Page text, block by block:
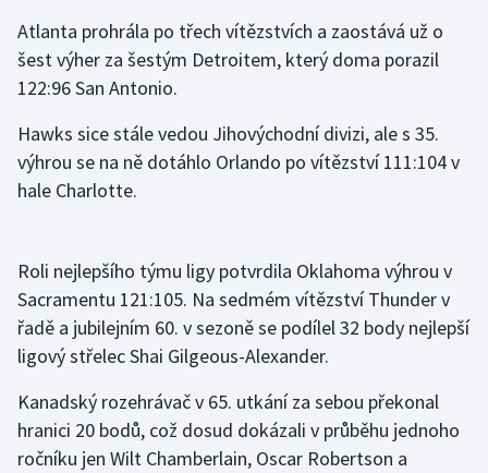
Házená
Jezdectví
Judo
Krasobruslení
Lyže a snowboard
Moderní pětiboj
Motorsport
Olympijské hry
Atlanta prohrála po třech vítězstvích a zaostává už o
šest výher za šestým Detroitem, který doma porazil
122:96 San Antonio.
Hawks sice stále vedou Jihovýchodní divizi, ale s 35.
výhrou se na ně dotáhlo Orlando po vítězství 111:104 v
hale Charlotte.
Roli nejlepšího týmu ligy potvrdila Oklahoma výhrou v
Sacramentu 121:105. Na sedmém vítězství Thunder v
řadě a jubilejním 60. v sezoně se podílel 32 body nejlepší
ligový střelec Shai Gilgeous-Alexander.
Kanadský rozehrávač v 65. utkání za sebou překonal
hranici 20 bodů, což dosud dokázali v průběhu jednoho
ročníku jen Wilt Chamberlain, Oscar Robertson a